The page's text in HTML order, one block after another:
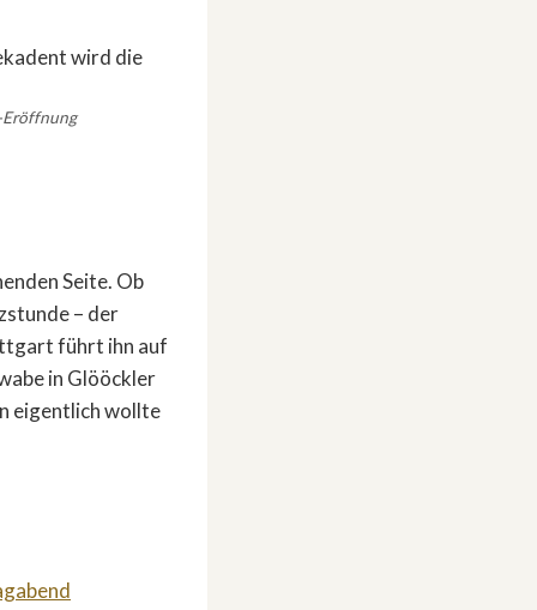
Eröffnung
Seite. Ob
– der
führt ihn auf
in Glööckler
eigentlich wollte